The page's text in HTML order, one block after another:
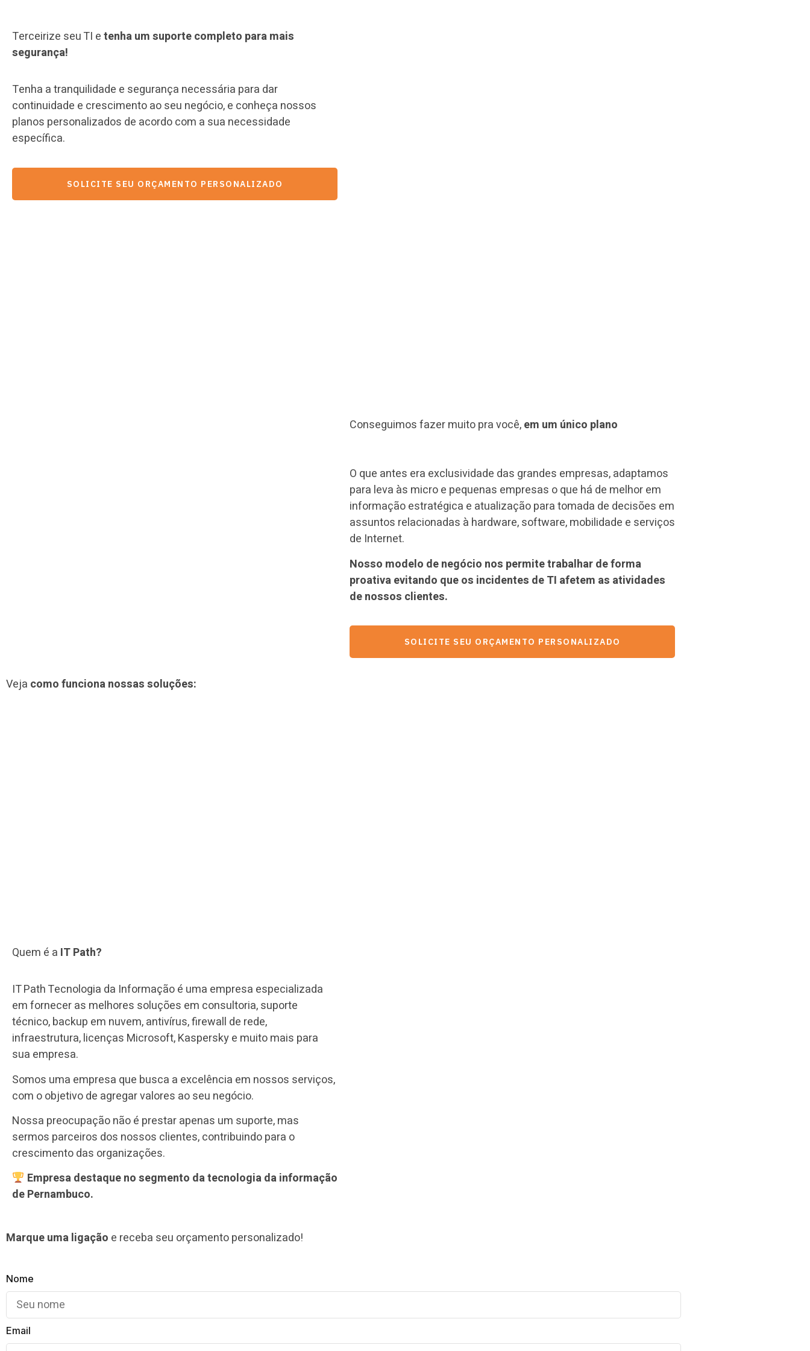
Terceirize seu TI etenha um suporte completo para mais
segurança!
Tenha a tranquilidade e segurança necessária para dar
continuidade e crescimento ao seu negócio, e conheça nossos
planos personalizados de acordo com a sua necessidade
específica.
SOLICITE SEU ORÇAMENTO PERSONALIZADO
Conseguimos fazer muito pra você,em um único plano
O que antes era exclusividade das grandes empresas, adaptamos
para leva às micro e pequenas empresas o que há de melhor em
informação estratégica e atualização para tomada de decisões em
assuntos relacionadas à hardware, software, mobilidade e serviços
de Internet.
Nosso modelo de negócio nos permite trabalhar de forma
proativa evitando que os incidentes de TI afetem as atividades
de nossos clientes.
SOLICITE SEU ORÇAMENTO PERSONALIZADO
Veja como funciona nossas soluções:
Quem é a IT Path?
​​IT Path Tecnologia da Informação é uma empresa especializada
em fornecer as melhores soluções em consultoria, suporte
técnico, backup em nuvem, antivírus, firewall de rede,
infraestrutura, licenças Microsoft, Kaspersky e muito mais para
sua empresa.
Somos uma empresa que busca a excelência em nossos serviços,
com o objetivo de agregar valores ao seu negócio.
Nossa preocupação não é prestar apenas um suporte, mas
sermos parceiros dos nossos clientes, contribuindo para o
crescimento das organizações.
Empresa destaque no segmento da tecnologia da informação
de Pernambuco.
Marque uma ligação e receba seu orçamento personalizado!
Nome
Email